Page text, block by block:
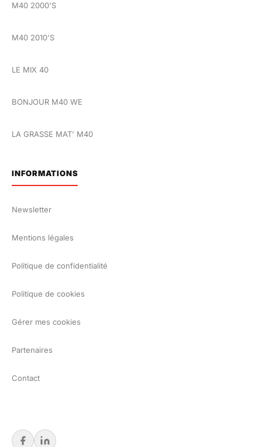
M40 2000'S
M40 2010'S
LE MIX 40
BONJOUR M40 WE
LA GRASSE MAT' M40
INFORMATIONS
Newsletter
Mentions légales
Politique de confidentialité
Politique de cookies
Gérer mes cookies
Partenaires
Contact